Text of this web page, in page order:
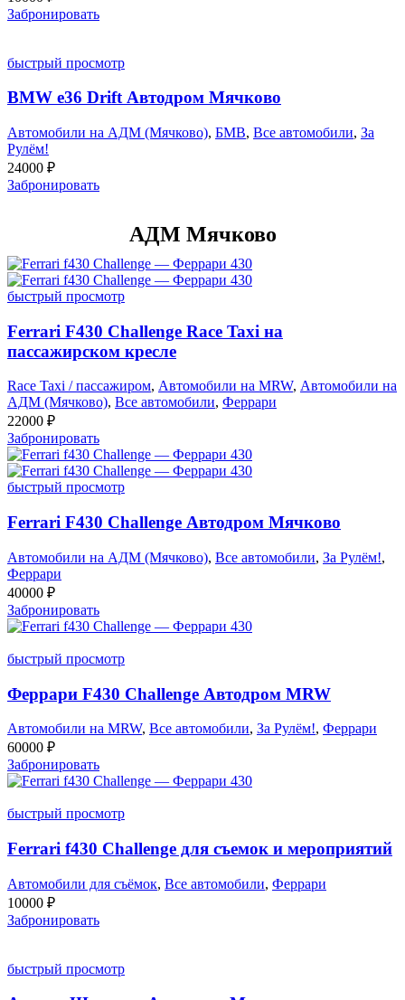
Забронировать
быстрый просмотр
BMW e36 Drift Автодром Мячково
Автомобили на АДМ (Мячково), БМВ, Все автомобили, За
Рулём!
24000 ₽
Забронировать
АДМ Мячково
быстрый просмотр
Ferrari F430 Challenge Race Taxi на
пассажирском кресле
Race Taxi / пассажиром, Автомобили на MRW, Автомобили на
АДМ (Мячково), Все автомобили, Феррари
22000 ₽
Забронировать
быстрый просмотр
Ferrari F430 Challenge Автодром Мячково
Автомобили на АДМ (Мячково), Все автомобили, За Рулём!,
Феррари
40000 ₽
Забронировать
быстрый просмотр
Феррари F430 Challenge Автодром MRW
Автомобили на MRW, Все автомобили, За Рулём!, Феррари
60000 ₽
Забронировать
быстрый просмотр
Ferrari f430 Challenge для съемок и мероприятий
Автомобили для съёмок, Все автомобили, Феррари
10000 ₽
Забронировать
быстрый просмотр